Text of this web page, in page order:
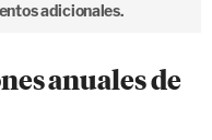
adicionales.
anuales de